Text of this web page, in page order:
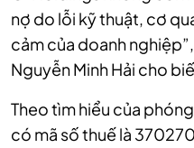
nợ do lỗi kỹ thuật, cơ
cảm của doanh
Nguyễn Minh Hải cho
Theo tìm hiểu của
có mã số thuế là